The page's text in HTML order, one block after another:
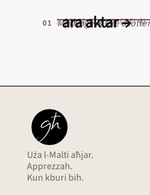
L‑EQREB EKWIVALENTI
Marriage is like a
ara aktar →
Uża l-Malti aħjar.
Apprezzah.
Kun kburi bih.